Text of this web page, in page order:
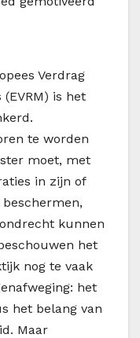
Verdrag
is het
te worden
moet, met
in zijn of
kunnen
het
nog te vaak
het
het belang van
Maar